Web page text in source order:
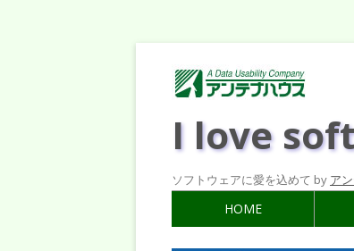
I love
ソフトウェアに愛を込めて by ア
HOME